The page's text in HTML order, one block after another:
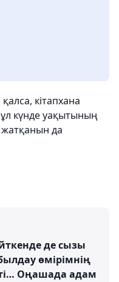
кітапхана
күнде уақытының
жатқанын да
де сызы
өмірімнің
Оңашада адам